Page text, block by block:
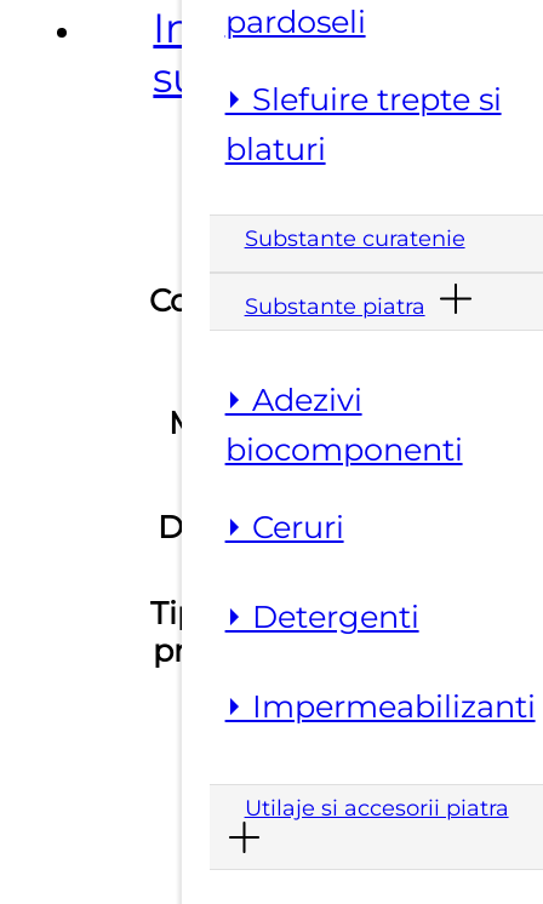
pardoseli
⏵ Slefuire trepte si
blaturi
Substante curatenie
Substante piatra
⏵ Adezivi
biocomponenti
⏵ Ceruri
⏵ Detergenti
⏵ Impermeabilizanti
Utilaje si accesorii piatra
Informatii
suplimentare
Conexiune
mm
Material granit
Diametru
Tip taiere /
prelucrare
uscat
SKU
DCV 125